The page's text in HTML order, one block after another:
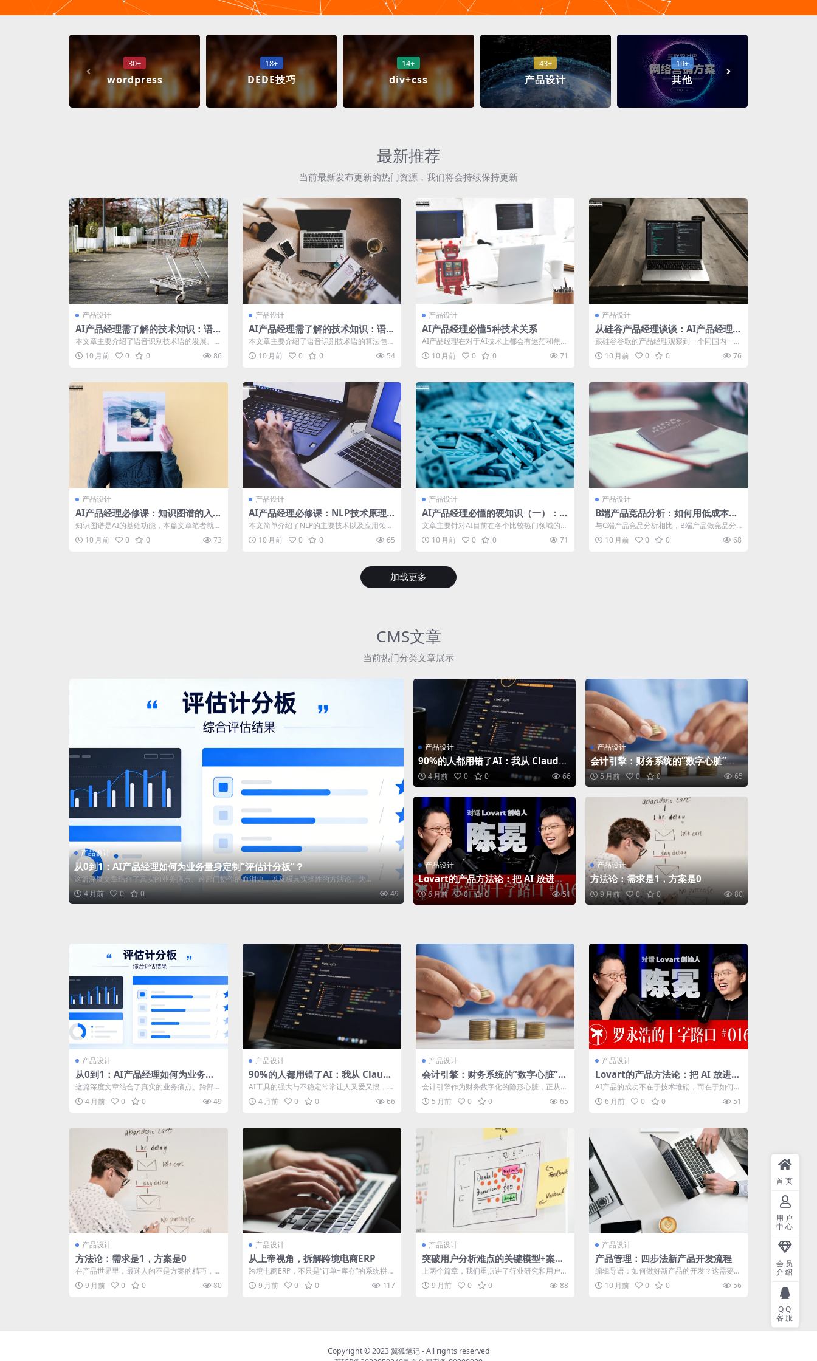
30+
wordpress
18+
DEDE技巧
14+
div+css
43+
产品设计
19+
其他
最新推荐
当前最新发布更新的热门资源，我们将会持续保持更新
产品设计
AI产品经理需了解的技术知识：语音
识别技术（1）
本文章主要介绍了语音识别技术语的发展、基
本原理、语音特征，目的是帮助PM了解语
音...10 月前 0 0 86
产品设计
AI产品经理需了解的技术知识：语音
识别技术（2）
本文章主要介绍了语音识别技术语的算法包括
动态时间调整、隐马尔可夫模型、BP神经网...
10 月前 0 0 54
产品设计
AI产品经理必懂5种技术关系
AI产品经理在对于AI技术上都会有迷茫和焦
虑，那么AI产品经理需要了解技术关系有...
10 月前 0 0 71
产品设计
从硅谷产品经理谈谈：AI产品经理要
不要懂技术&算法？
跟硅谷谷歌的产品经理观察到一个同国内一样
热门的问题，产品经理和AI产品经理要不要...
10 月前 0 0 76
产品设计
AI产品经理必修课：知识图谱的入门
与应用
知识图谱是AI的基础功能，本篇文章笔者就知
识图谱是什么？如何构建知识图谱？怎么应...
10 月前 0 0 73
产品设计
AI产品经理必修课：NLP技术原理
与应用
本文简单介绍了NLP的主要技术以及应用领
域，适合希望成为人工智能产品经理的产品
新...10 月前 0 0 65
产品设计
AI产品经理必懂的硬知识（一）：应
用领域篇
文章主要针对AI目前在各个比较热门领域的应
用现状展开了梳理与分析，包含：计算机视...
10 月前 0 0 71
产品设计
B端产品竞品分析：如何用低成本方
法获取更多信息？
与C端产品竞品分析相比，B端产品做竞品分
析有哪些注意点？ 与C端产品竞品分析相比...
10 月前 0 0 68
加载更多
CMS文章
当前热门分类文章展示
产品设计
从0到1：AI产品经理如何为业务量身定制“评估计分板”？
这篇深度文章结合了真实的业务痛点、跨部门协作的血泪史，以及极具实操性的方法论。为...
4 月前
0 0 49
产品设计
90%的人都用错了AI：我从 Claude
Code 学到的5个反常识
4 月前 0 0 66
产品设计
会计引擎：财务系统的”数字心脏”与”
沉默的罗盘”
5 月前 0 0 65
产品设计
Lovart的产品方法论：把 AI 放进旧
工作流，把自己站到上游入口
6 月前 0 0 51
产品设计
方法论：需求是1，方案是0
9 月前 0 0 80
产品设计
从0到1：AI产品经理如何为业务量
身定制“评估计分板”？
这篇深度文章结合了真实的业务痛点、跨部门
协作的血泪史，以及极具实操性的方法论。
为...4 月前 0 0 49
产品设计
90%的人都用错了AI：我从 Claude
Code 学到的5个反常识
AI工具的强大与不稳定常常让人又爱又恨，Cl
aude Code的Agent思维彻...
4 月前 0 0 66
产品设计
会计引擎：财务系统的”数字心脏”
与”沉默的罗盘”
会计引擎作为财务数字化的隐形心脏，正从后
台走向核心战场。它不仅是业务语言与会计
语...5 月前 0 0 65
产品设计
Lovart的产品方法论：把 AI 放进旧
工作流，把自己站到上游入口
AI产品的成功不在于技术堆砌，而在于如何无
缝融入用户原有的工作习惯。Lovart...
6 月前 0 0 51
产品设计
方法论：需求是1，方案是0
在产品世界里，最迷人的不是方案的精巧，而
是那个被精准洞察的“问题本质”。这篇文章...
9 月前 0 0 80
产品设计
从上帝视角，拆解跨境电商ERP
跨境电商ERP，不只是“订单+库存”的系统拼
图，而是连接前台增长与后台效率的中枢...
9 月前 0 0 117
产品设计
突破用户分析难点的关键模型+案例
解析
上两个篇章，我们重点讲了行业研究和用户研
究，来帮助我们理解产品和用户，这个篇章
我...9 月前 0 0 88
产品设计
产品管理：四步法新产品开发流程
编辑导语：如何做好新产品的开发？这需要产
品创新、产品战略、产品组合管理等多个层
面...10 月前 0 0 56
Copyright © 2023翼狐笔记- All rights reserved
首页
用户
中心
会员
介绍
QQ
客服